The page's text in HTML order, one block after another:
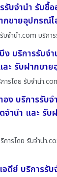
รับจำนำ รับซื้
กขายอุปกรณ์
บจํานํา.com บริกา
ง บริการรับจ
ละ รับฝากขา
ารโดย รับจํานํา
ง บริการรับจ
ำนำ และ รั
ารโดย รับจํานํา
ดีย์ บริการรับ